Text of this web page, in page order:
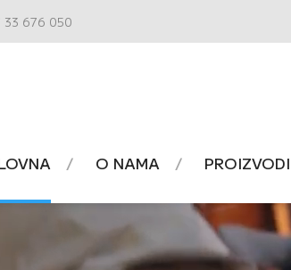
33 676 050
O NAMA PROIZVODI